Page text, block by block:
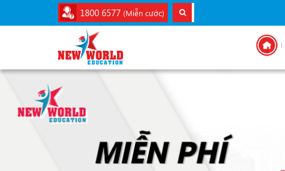
1800 6577 (Miễn cước)
Previous